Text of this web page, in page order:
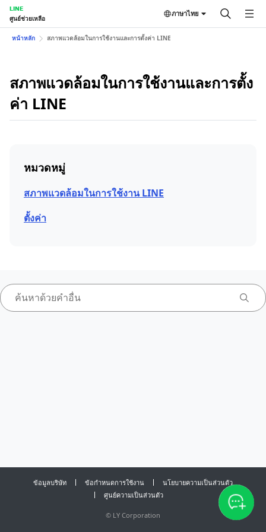
LINE
ศูนย์ช่วยเหลือ
ภาษาไทย
หน้าหลัก สภาพแวดล้อมในการใช้งานและการตั้งค่า LINE
สภาพแวดล้อมในการใช้งานและการตั้ง
ค่า LINE
หมวดหมู่
สภาพแวดล้อมในการใช้งาน LINE
ตั้งค่า
ข้อมูลบริษัท ข้อกำหนดการใช้งาน
นโยบายความเป็นส่วนตัว
ศูนย์ความเป็นส่วนตัว
© LY Corporation